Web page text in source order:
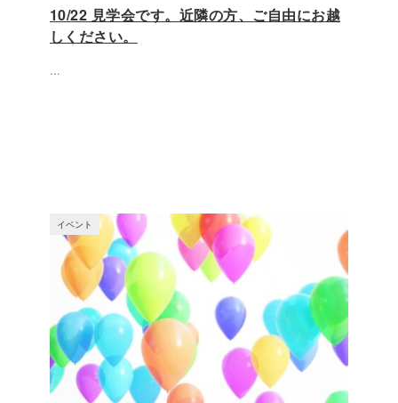
10/22 見学会です。近隣の方、ご自由にお越
しください。
...
イベント